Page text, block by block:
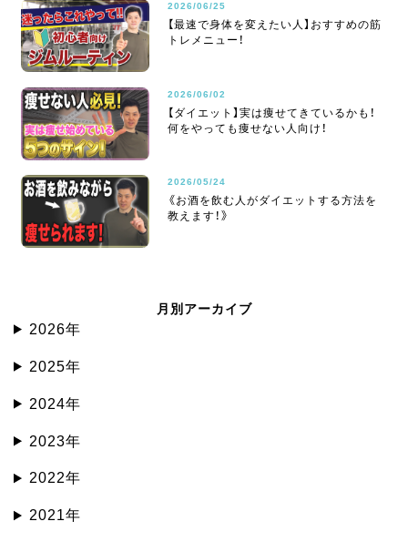
2026/06/25
【最速で身体を変えたい人】おすすめの筋
トレメニュー！
2026/06/02
【ダイエット】実は痩せてきているかも！
何をやっても痩せない人向け！
2026/05/24
《お酒を飲む人がダイエットする方法を
教えます！》
月別アーカイブ
2026年
2025年
2024年
2023年
2022年
2021年